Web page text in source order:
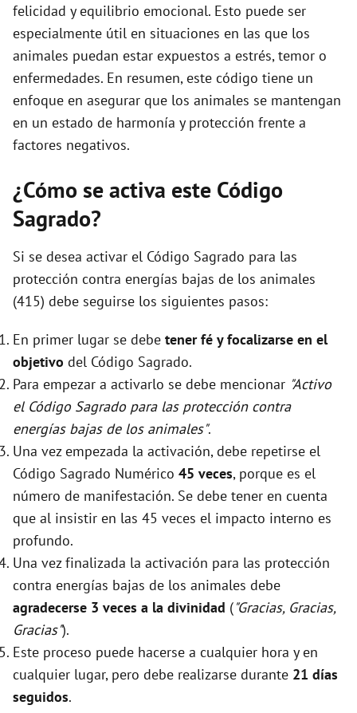
felicidad y equilibrio emocional. Esto puede ser
especialmente útil en situaciones en las que los
animales puedan estar expuestos a estrés, temor o
enfermedades. En resumen, este código tiene un
enfoque en asegurar que los animales se mantengan
en un estado de harmonía y protección frente a
factores negativos.
¿Cómo se activa este Código
Sagrado?
Si se desea activar el Código Sagrado para las
protección contra energías bajas de los animales
(415) debe seguirse los siguientes pasos:
En primer lugar se debe tener fé y focalizarse en el
objetivo del Código Sagrado.
Para empezar a activarlo se debe mencionar "Activo
el Código Sagrado para las protección contra
energías bajas de los animales".
Una vez empezada la activación, debe repetirse el
Código Sagrado Numérico 45 veces, porque es el
número de manifestación. Se debe tener en cuenta
que al insistir en las 45 veces el impacto interno es
profundo.
Una vez finalizada la activación para las protección
contra energías bajas de los animales debe
agradecerse 3 veces a la divinidad ("Gracias, Gracias,
Gracias").
Este proceso puede hacerse a cualquier hora y en
cualquier lugar, pero debe realizarse durante 21 días
seguidos.